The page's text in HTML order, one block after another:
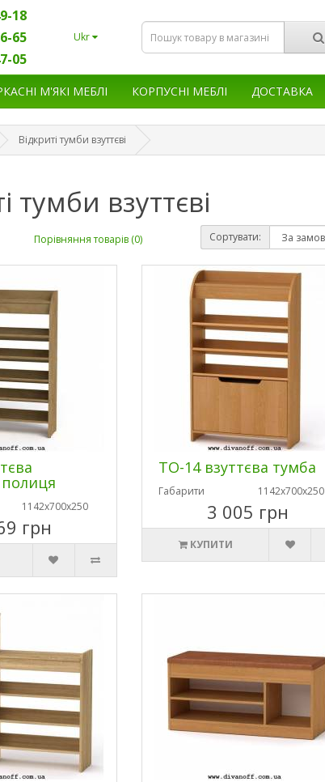
18
65
05
Ukr
М'ЯКІ МЕБЛІ КОРПУСНІ МЕБЛІ ДОСТАВКА
Відкриті тумби взуттєві
тумби взуттєві
Порівняння товарів (0) Сортувати:
полиця
1142х700х250
грн
ТО-14 взуттєва тумба
Габарити 1142х700х250
3 005 грн
КУПИТИ